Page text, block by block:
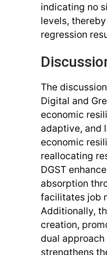
indicating no
levels,
regression
The
Digital and
economic
adaptive, and
economic
reallocating
DGST
absorption
facilitates job
Additionally,
creation,
dual
strengthens